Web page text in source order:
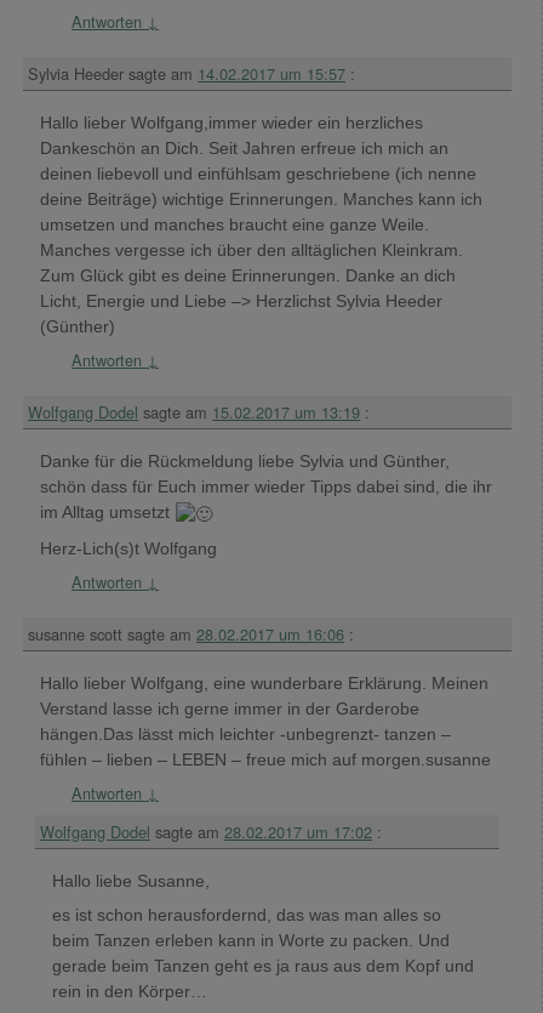
Antworten ↓
Sylvia Heeder sagte am 14.02.2017 um 15:57 :
Hallo lieber Wolfgang,immer wieder ein herzliches
Dankeschön an Dich. Seit Jahren erfreue ich mich an
deinen liebevoll und einfühlsam geschriebene (ich nenne
deine Beiträge) wichtige Erinnerungen. Manches kann ich
umsetzen und manches braucht eine ganze Weile.
Manches vergesse ich über den alltäglichen Kleinkram.
Zum Glück gibt es deine Erinnerungen. Danke an dich
Licht, Energie und Liebe –> Herzlichst Sylvia Heeder
(Günther)
Antworten ↓
Wolfgang Dodel sagte am 15.02.2017 um 13:19 :
Danke für die Rückmeldung liebe Sylvia und Günther,
schön dass für Euch immer wieder Tipps dabei sind, die ihr
im Alltag umsetzt
Herz-Lich(s)t Wolfgang
Antworten ↓
susanne scott sagte am 28.02.2017 um 16:06 :
Hallo lieber Wolfgang, eine wunderbare Erklärung. Meinen
Verstand lasse ich gerne immer in der Garderobe
hängen.Das lässt mich leichter -unbegrenzt- tanzen –
fühlen – lieben – LEBEN – freue mich auf morgen.susanne
Antworten ↓
Wolfgang Dodel sagte am 28.02.2017 um 17:02 :
Hallo liebe Susanne,
es ist schon herausfordernd, das was man alles so
beim Tanzen erleben kann in Worte zu packen. Und
gerade beim Tanzen geht es ja raus aus dem Kopf und
rein in den Körper…